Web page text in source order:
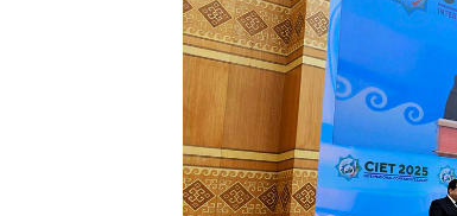
Medeniýet
Ylym
Sport